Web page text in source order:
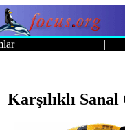
|
Karşılıklı